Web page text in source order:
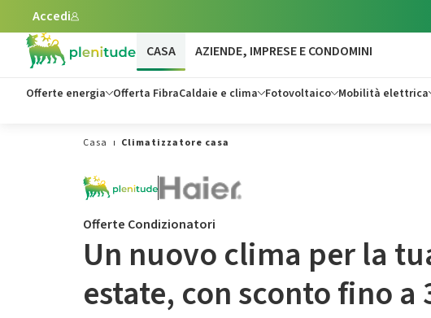
Vai al contenuto principale
Accedi
CASA
Offerte energia Offerta FibraCaldaie e clima Fotovoltaico Mobilità elettrica
AZIENDE, IMPRESE E CONDOMINI
Casa Climatizzatore casa
Offerte Condizionatori
Un nuovo clima per la
estate,​ con sconto fino a